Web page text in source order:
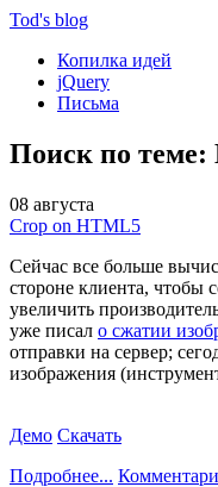
Tod's blog
Копилка идей
jQuery
Письма
Поиск по
08 августа
Crop on HTML5
Cейчас все больше
стороне клиента, чтобы
увеличить
уже писал о сжатии
отправки на сервер;
изображения
Демо Скачать
Подробнее...